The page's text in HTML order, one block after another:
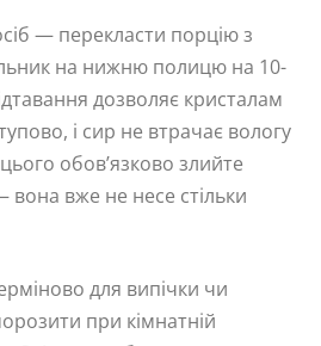
— перекласти порцію з
на нижню полицю на 10-
дозволяє кристалам
і сир не втрачає вологу
обов’язково злийте
вона вже не несе стільки
для випічки чи
при кімнатній